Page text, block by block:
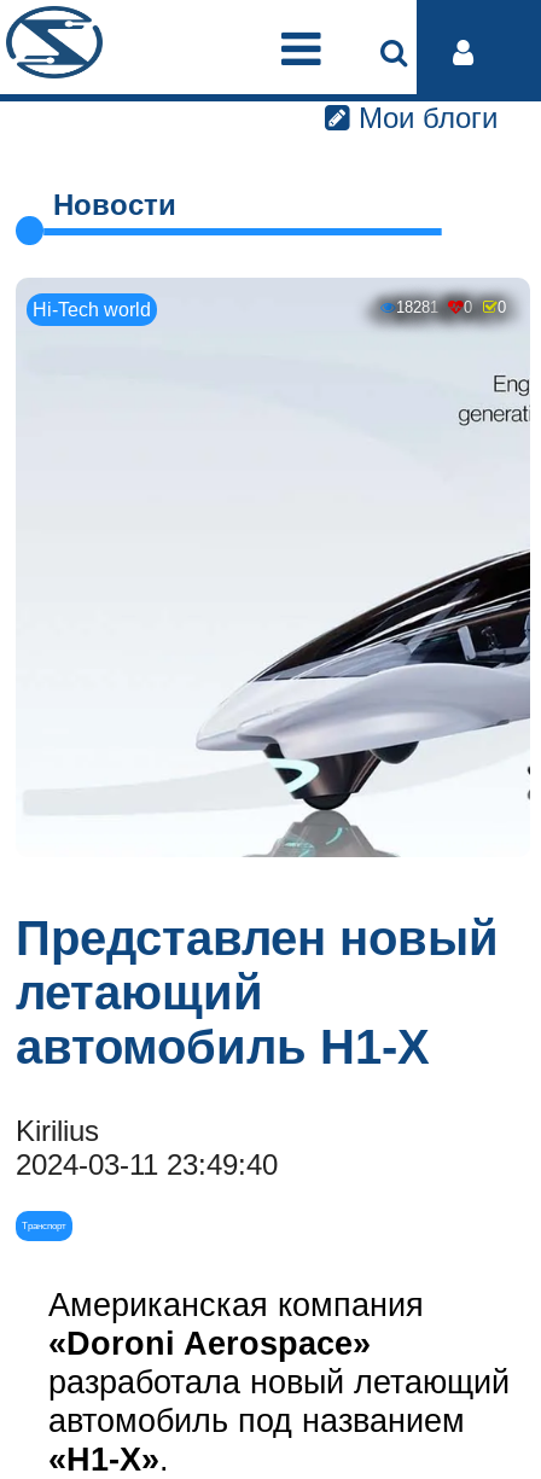
Мои блоги
Новости
Hi-Tech world 18281 0 0
Представлен новый
летающий
автомобиль H1-X
Kirilius
2024-03-11 23:49:40
Транспорт
Американская компания
«Doroni Aerospace»
разработала новый летающий
автомобиль под названием
«H1-X».